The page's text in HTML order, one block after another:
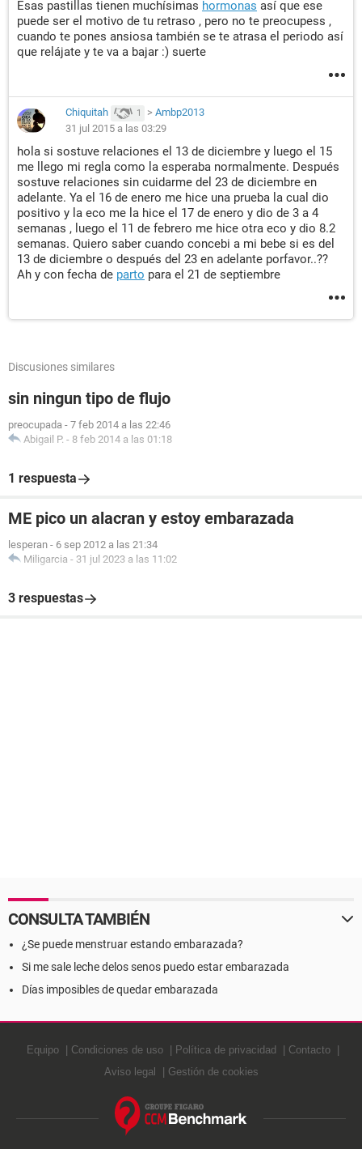
Esas pastillas tienen muchísimas hormonas así que ese
puede ser el motivo de tu retraso , pero no te preocupess ,
cuando te pones ansiosa también se te atrasa el periodo así
que relájate y te va a bajar :) suerte
Chiquitah 1 > Ambp2013
31 jul 2015 a las 03:29
hola si sostuve relaciones el 13 de diciembre y luego el 15
me llego mi regla como la esperaba normalmente. Después
sostuve relaciones sin cuidarme del 23 de diciembre en
adelante. Ya el 16 de enero me hice una prueba la cual dio
positivo y la eco me la hice el 17 de enero y dio de 3 a 4
semanas , luego el 11 de febrero me hice otra eco y dio 8.2
semanas. Quiero saber cuando concebi a mi bebe si es del
13 de diciembre o después del 23 en adelante porfavor..??
Ah y con fecha de parto para el 21 de septiembre
Discusiones similares
sin ningun tipo de flujo
preocupada - 7 feb 2014 a las 22:46
Abigail P. - 8 feb 2014 a las 01:18
1 respuesta
ME pico un alacran y estoy embarazada
lesperan - 6 sep 2012 a las 21:34
Miligarcia - 31 jul 2023 a las 11:02
3 respuestas
CONSULTA TAMBIÉN
¿Se puede menstruar estando embarazada?
Si me sale leche delos senos puedo estar embarazada
Días imposibles de quedar embarazada
Equipo Condiciones de uso Política de privacidad
Contacto
Aviso legal
Gestión de cookies